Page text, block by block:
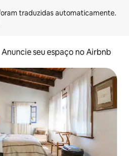
Anuncie seu espaço no Airbnb